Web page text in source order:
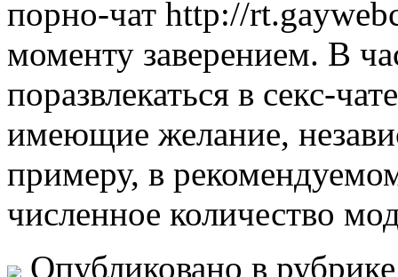
порно-чат http://
моменту заверением. В
поразвлекаться в секс-
имеющие желание,
примеру, в
численное количество
Опубликовано в